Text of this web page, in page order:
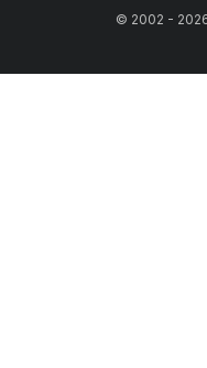
© 2002 -